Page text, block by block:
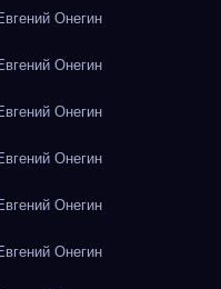
Онегин
Онегин
Онегин
Онегин
Онегин
Онегин